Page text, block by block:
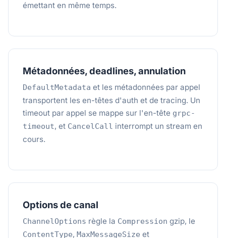
émettant en même temps.
Métadonnées, deadlines, annulation
DefaultMetadata et les métadonnées par appel
transportent les en-têtes d'auth et de tracing. Un
timeout par appel se mappe sur l'en-tête grpc-
timeout, et CancelCall interrompt un stream en
cours.
Options de canal
ChannelOptions règle la Compression gzip, le
ContentType, MaxMessageSize et